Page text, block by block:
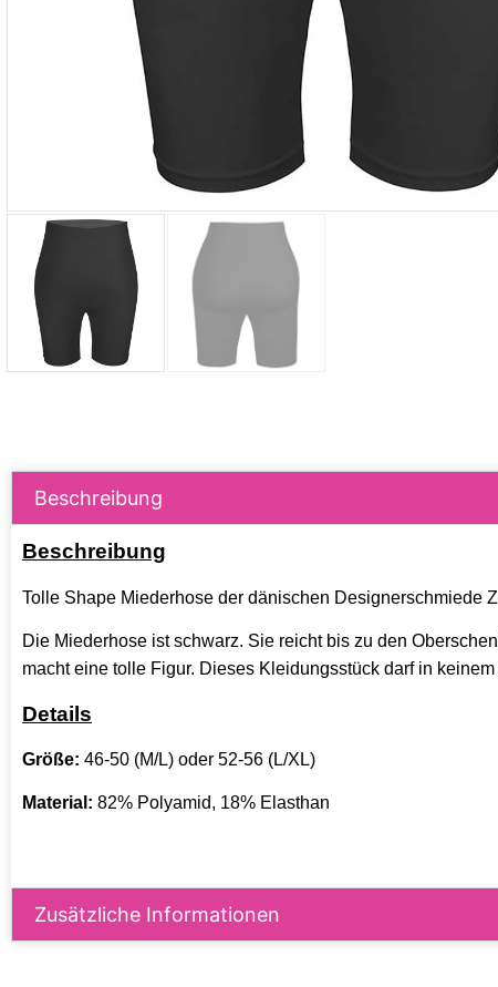
Beschreibung
Beschreibung
Tolle Shape Miederhose der dänischen Designerschmiede
Die Miederhose ist schwarz. Sie reicht bis zu den
macht eine tolle Figur. Dieses Kleidungsstück darf in
Details
Größe: 46-50 (M/L) oder 52-56 (L/XL)
Material: 82% Polyamid, 18% Elasthan
Zusätzliche Informationen